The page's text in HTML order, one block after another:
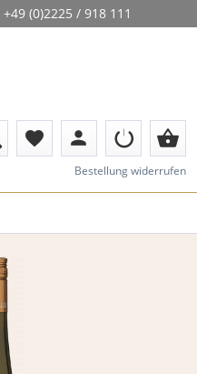
+49 (0)2225 / 918 111
favorite person shopping_basket
Bestellung widerrufen